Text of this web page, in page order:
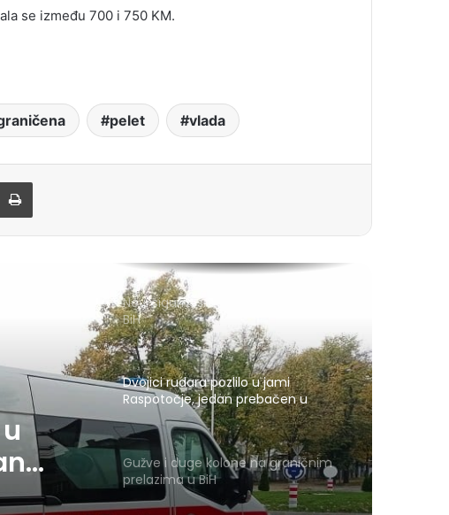
se između 700 i 750 KM.
pelet vlada
Novi sigurnosni sistem za izbore u
BiH
Dvojici rudara pozlilo u jami
Raspotočje, jedan prebačen u
bolnicu
Gužve i duge kolone na graničnim
prelazima u BiH